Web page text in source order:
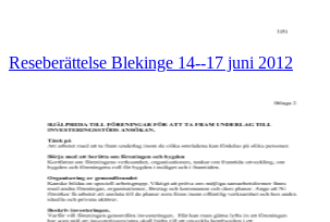
Reseberättelse Blekinge 14-‐17 juni 2012